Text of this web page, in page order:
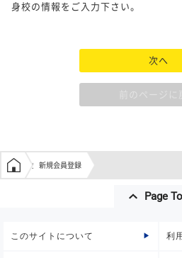
身校の情報をご入力下さい。
次へ
前のページに
学生の窓口トップ
新規会員登録
Page
このサイトについて 利